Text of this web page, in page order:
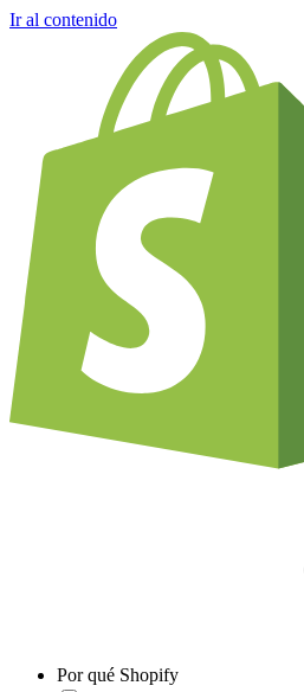
Ir al contenido
Por qué Shopify